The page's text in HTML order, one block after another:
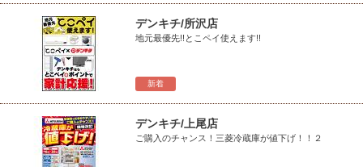
新着
デンキチ/所沢店
地元最優先!!とこペイ使えます!!
デンキチ/上尾店
ご購入のチャンス！三菱冷蔵庫が値下げ！！２